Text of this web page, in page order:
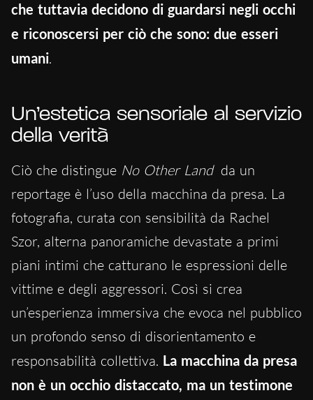
che tuttavia decidono di guardarsi negli occhi
e riconoscersi per ciò che sono: due esseri
umani.
Un’estetica sensoriale al servizio
della verità
Ciò che distingue No Other Land da un
reportage è l’uso della macchina da presa. La
fotografia, curata con sensibilità da Rachel
Szor, alterna panoramiche devastate a primi
piani intimi che catturano le espressioni delle
vittime e degli aggressori. Così si crea
un’esperienza immersiva che evoca nel pubblico
un profondo senso di disorientamento e
responsabilità collettiva. La macchina da presa
non è un occhio distaccato, ma un testimone